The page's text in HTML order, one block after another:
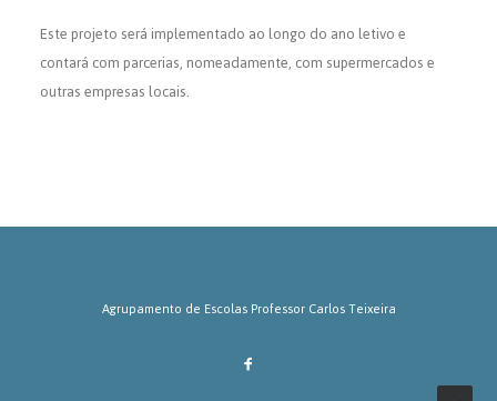
Este projeto será implementado ao longo do ano letivo e
contará com parcerias, nomeadamente, com supermercados e
outras empresas locais.
Agrupamento de Escolas Professor Carlos Teixeira